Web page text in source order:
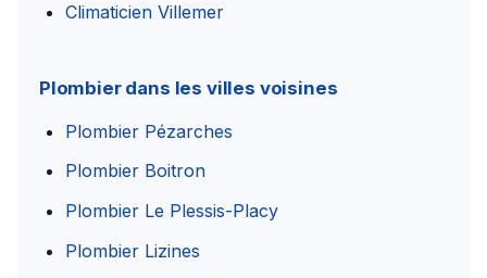
Climaticien Villemer
Plombier dans les villes voisines
Plombier Pézarches
Plombier Boitron
Plombier Le Plessis-Placy
Plombier Lizines